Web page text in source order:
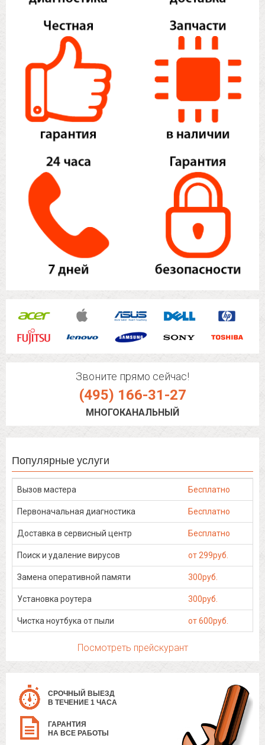
Звоните прямо сейчас!
(495) 166-31-27
МНОГОКАНАЛЬНЫЙ
Популярные услуги
Вызов мастера Бесплатно
Первоначальная диагностика Бесплатно
Доставка в сервисный центр Бесплатно
Поиск и удаление вирусов от 299руб.
Замена оперативной памяти 300руб.
Установка роутера 300руб.
Чистка ноутбука от пыли от 600руб.
Посмотреть прейскурант
СРОЧНЫЙ ВЫЕЗД
В ТЕЧЕНИЕ 1 ЧАСА
ГАРАНТИЯ
НА ВСЕ РАБОТЫ